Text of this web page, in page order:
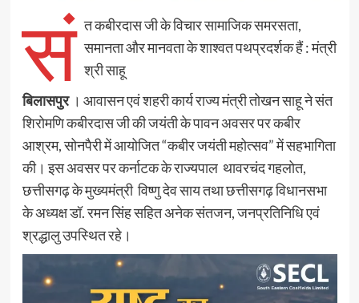
सं त कबीरदास जी के विचार सामाजिक समरसता,
समानता और मानवता के शाश्वत पथप्रदर्शक हैं : मंत्री
श्री साहू
बिलासपुर। आवासन एवं शहरी कार्य राज्य मंत्री तोखन साहू ने संत
शिरोमणि कबीरदास जी की जयंती के पावन अवसर पर कबीर
आश्रम, सोनपैरी में आयोजित “कबीर जयंती महोत्सव” में सहभागिता
की। इस अवसर पर कर्नाटक के राज्यपाल थावरचंद गहलोत,
छत्तीसगढ़ के मुख्यमंत्री विष्णु देव साय तथा छत्तीसगढ़ विधानसभा
के अध्यक्ष डॉ. रमन सिंह सहित अनेक संतजन, जनप्रतिनिधि एवं
श्रद्धालु उपस्थित रहे।